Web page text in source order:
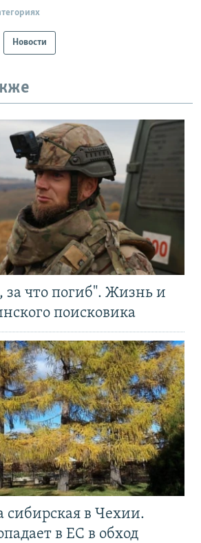
Новости
за что погиб". Жизнь и
поисковика
сибирская в Чехии.
в ЕС в обход